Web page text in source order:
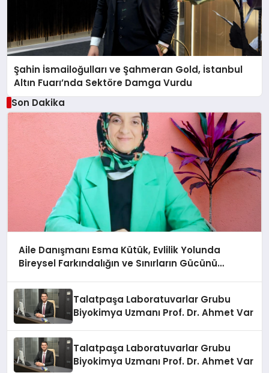
Şahin İsmailoğulları ve Şahmeran Gold, İstanbul
Altın Fuarı’nda Sektöre Damga Vurdu
Son Dakika
Aile Danışmanı Esma Kütük, Evlilik Yolunda
Bireysel Farkındalığın ve Sınırların Gücünü
Talatpaşa Laboratuvarlar Grubu
Biyokimya Uzmanı Prof. Dr. Ahmet Var
Talatpaşa Laboratuvarlar Grubu
Biyokimya Uzmanı Prof. Dr. Ahmet Var